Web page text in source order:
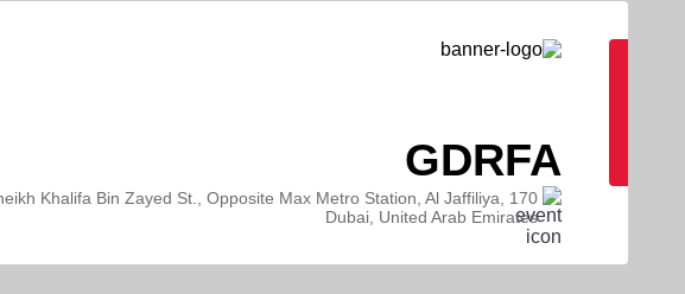
GDRFA
Sheikh Khalifa Bin Zayed St., Opposite Max Metro Station, Al Jaffiliya,
Dubai, United Arab Emirates